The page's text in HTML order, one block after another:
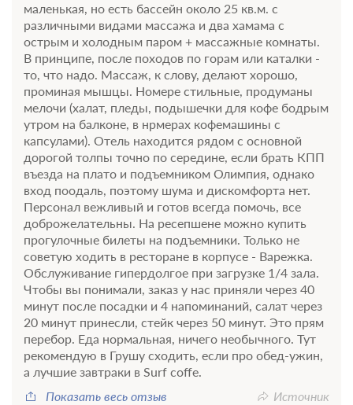
Сумма предоплаты составляет 16300 руб.
16 300
12 фото
Семейный Люкс
Подробнее
Двухкомнатный номер Категории Люкс, состоящий из спальни и
гостиной. Номер будет удобен для семей с 1-2 детьми
благодаря наличию диван-кровати и дополнительному санузлу.
Посещение термальной зоны спа-центра возможно без
маленькая, но есть бассейн около 25 кв.м. с
различными видами массажа и два хамама с
острым и холодным паром + массажные комнаты.
В принципе, после походов по горам или каталки -
то, что надо. Массаж, к слову, делают хорошо,
проминая мышцы. Номере стильные, продуманы
мелочи (халат, пледы, подышечки для кофе бодрым
утром на балконе, в нрмерах кофемашины с
капсулами). Отель находится рядом с основной
дорогой толпы точно по середине, если брать КПП
въезда на плато и подъемником Олимпия, однако
вход поодаль, поэтому шума и дискомфорта нет.
Персонал вежливый и готов всегда помочь, все
доброжелательны. На ресепшене можно купить
прогулочные билеты на подъемники. Только не
советую ходить в ресторане в корпусе - Варежка.
Обслуживание гипердолгое при загрузке 1/4 зала.
Чтобы вы понимали, заказ у нас приняли через 40
минут после посадки и 4 напоминаний, салат через
20 минут принесли, стейк через 50 минут. Это прям
перебор. Еда нормальная, ничего необычного. Тут
рекомендую в Грушу сходить, если про обед-ужин,
а лучшие завтраки в Surf coffe.
Показать весь отзыв
Источник